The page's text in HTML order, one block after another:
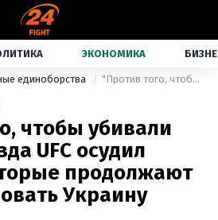
ЭКОНОМИКА
единоборства "Против того, чтобы убивали людей": звезда UFC осудил россиян, которые продолжают терроризировать Украину
чтобы убивали
UFC осудил
продолжают
Украину